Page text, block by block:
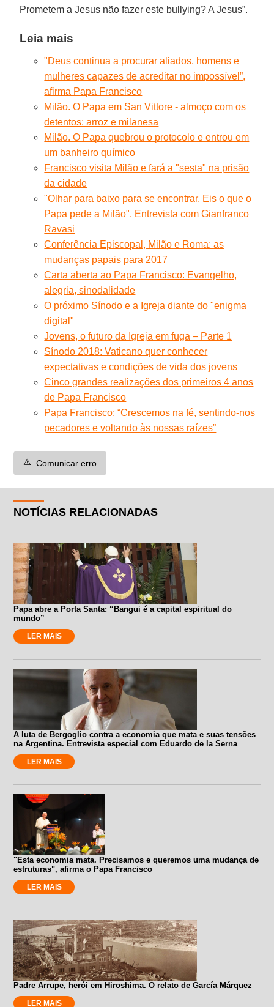
Prometem a Jesus não fazer este bullying? A Jesus”.
Leia mais
"Deus continua a procurar aliados, homens e
mulheres capazes de acreditar no impossível”,
afirma Papa Francisco
Milão. O Papa em San Vittore - almoço com os
detentos: arroz e milanesa
Milão. O Papa quebrou o protocolo e entrou em
um banheiro químico
Francisco visita Milão e fará a "sesta" na prisão
da cidade
"Olhar para baixo para se encontrar. Eis o que o
Papa pede a Milão". Entrevista com Gianfranco
Ravasi
Conferência Episcopal, Milão e Roma: as
mudanças papais para 2017
Carta aberta ao Papa Francisco: Evangelho,
alegria, sinodalidade
O próximo Sínodo e a Igreja diante do "enigma
digital"
Jovens, o futuro da Igreja em fuga – Parte 1
Sínodo 2018: Vaticano quer conhecer
expectativas e condições de vida dos jovens
Cinco grandes realizações dos primeiros 4 anos
de Papa Francisco
Papa Francisco: “Crescemos na fé, sentindo-nos
pecadores e voltando às nossas raízes”
⚠️ Comunicar erro
NOTÍCIAS RELACIONADAS
Papa abre a Porta Santa: “Bangui é a capital espiritual do
mundo”
LER MAIS
A luta de Bergoglio contra a economia que mata e suas tensões
na Argentina. Entrevista especial com Eduardo de la Serna
LER MAIS
"Esta economia mata. Precisamos e queremos uma mudança de
estruturas", afirma o Papa Francisco
LER MAIS
Padre Arrupe, herói em Hiroshima. O relato de García Márquez
LER MAIS